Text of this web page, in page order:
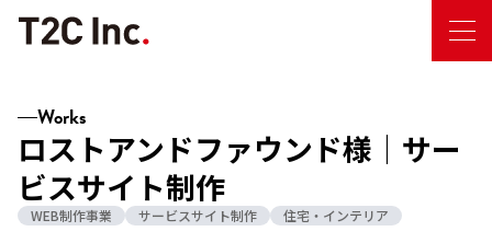
Works
ロストアンドファウンド様｜サー
ビスサイト制作
WEB制作事業 サービスサイト制作 住宅・インテリア